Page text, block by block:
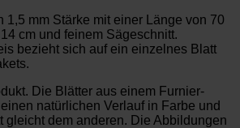
1,5 mm Stärke mit einer Länge von 70
cm und feinem Sägeschnitt.
bezieht sich auf ein einzelnes Blatt
Die Blätter aus einem Furnier-
natürlichen Verlauf in Farbe und
gleicht dem anderen. Die Abbildungen